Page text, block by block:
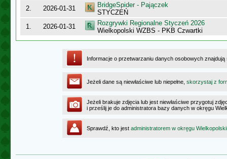
2.
2026-01-31
BridgeSpider - Pajączek
STYCZEŃ
1.
2026-01-31
Rozgrywki Regionalne Styczeń 2026
Wielkopolski WZBS - PKB Czwartki
Informacje o przetwarzaniu danych osobowych
Jeżeli dane są niewłaściwe lub niepełne, skorzystaj z
Jeżeli brakuje zdjęcia lub jest niewłaściwe przygotuj
i prześlij je do administratora bazy danych w okręgu
Sprawdź, kto jest administratorem w okręgu